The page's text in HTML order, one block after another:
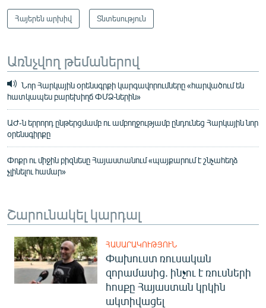
Հայերեն արխիվ Տնտեսություն
Առնչվող թեմաներով
Նոր Հարկային օրենսգրքի կարգավորումները «հարվածում են
հատկապես բարեխիղճ ՓՄՁ֊ներին»
ԱԺ-ն երրորդ ընթերցմամբ ու ամբողջությամբ ընդունեց Հարկային նոր
օրենսգիրքը
Փոքր ու միջին բիզնեսը Հայաստանում «պայքարում է շնչահեղձ
չլինելու համար»
Շարունակել կարդալ
ՀԱՍԱՐԱԿՈՒԹՅՈՒՆ
Փախուստ ռուսական
զորամասից. ինչու է ռուսների
հոսքը Հայաստան կրկին
ակտիվացել